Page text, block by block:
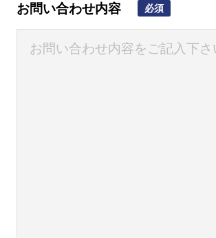
お問い合わせ内容 必須